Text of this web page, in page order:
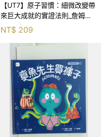
【UT7】原子習慣：細微改變帶
來巨大成就的實證法則_詹姆斯‧
克利爾, 蔡世偉
NT$ 209